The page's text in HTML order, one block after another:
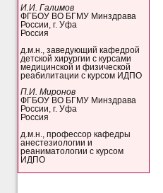
И.И. Галимов
ФГБОУ ВО БГМУ Минздрава
России, г. Уфа
Россия
д.м.н., заведующий кафедрой
детской хирургии с курсами
медицинской и физической
реабилитации с курсом ИДПО
П.И. Миронов
ФГБОУ ВО БГМУ Минздрава
России, г. Уфа
Россия
д.м.н., профессор кафедры
анестезиологии и
реаниматологии с курсом
ИДПО